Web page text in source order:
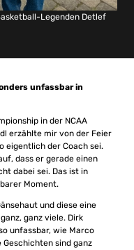
Legenden Detlef
unfassbar in
in der NCAA
erzählte mir von der Feier
eigentlich der Coach sei.
dass er gerade einen
dabei sei. Das ist in
Moment.
und diese eine
ganz viele. Dirk
unfassbar, wie Marco
Geschichten sind ganz